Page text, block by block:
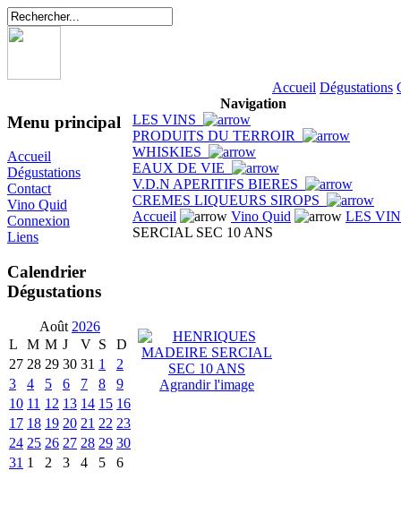
Accueil Dégustations
Menu principal
Accueil
Dégustations
Contact
Vino Quid
Connexion
Liens
Calendrier
Dégustations
Août 2026
L
M M J V S
D
27 28 29 30 31 1
2
3
4 5 6 7 8
9
10 11 12 13 14 15 16
17 18 19 20 21 22 23
24 25 26 27 28 29 30
31 1 2 3 4 5 6
Navigation
LES VINS
PRODUITS DU TERROIR
WHISKIES
EAUX DE VIE
V.D.N APERITIFS BIERES
CREMES LIQUEURS SIROPS
Accueil
Vino Quid
LES
SERCIAL SEC 10 ANS
Agrandir l'image